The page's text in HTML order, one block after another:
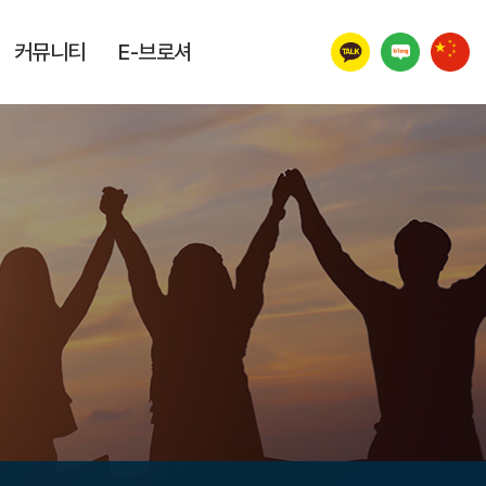
커뮤니티 E-브로셔